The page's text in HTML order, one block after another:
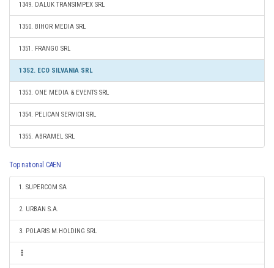
1349. DALUK TRANSIMPEX SRL
1350. BIHOR MEDIA SRL
1351. FRANGO SRL
1352. ECO SILVANIA SRL
1353. ONE MEDIA & EVENTS SRL
1354. PELICAN SERVICII SRL
1355. ABRAMEL SRL
Top national CAEN
1. SUPERCOM SA
2. URBAN S.A.
3. POLARIS M.HOLDING SRL